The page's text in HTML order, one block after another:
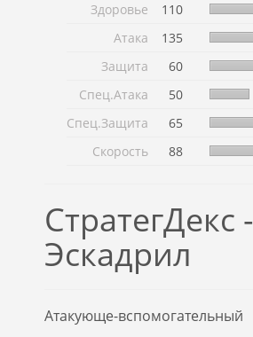
Здоровье
110
Атака
135
Защита
60
Спец.Атака
50
Спец.Защита
65
Скорость
88
СтратегДекс -
Эскадрил
Атакующе-вспомогательный